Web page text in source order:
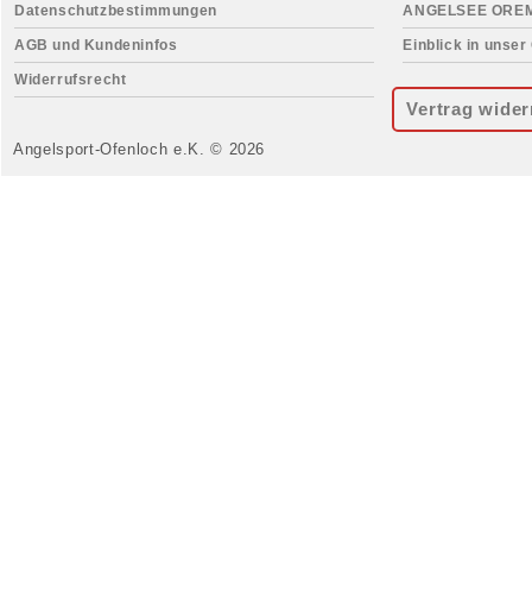
Datenschutzbestimmungen
AGB und Kundeninfos
Widerrufsrecht
ANGELSEE
Einblick in unser
Vertrag
Angelsport-Ofenloch e.K. © 2026